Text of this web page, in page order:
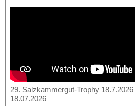
29. Salzkammergut-Trophy
18.07.2026